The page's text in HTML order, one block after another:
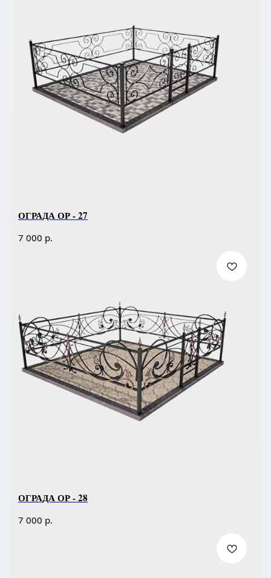
ОГРАДА ОР - 27
7 000 р.
ОГРАДА ОР - 28
7 000 р.